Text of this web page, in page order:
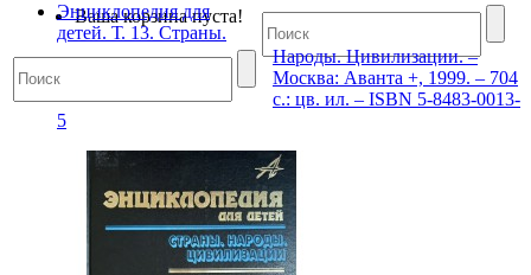
Ваша корзина пуста!
Энциклопедия для
детей. Т. 13. Страны.
Народы. Цивилизации. –
Москва: Аванта +, 1999. – 704
с.: цв. ил. – ISBN 5-8483-0013-
5